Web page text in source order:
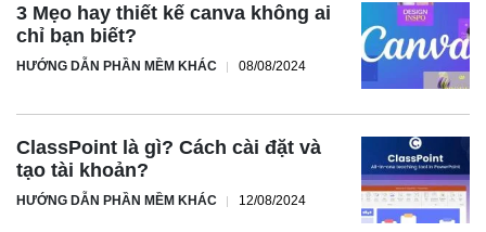
3 Mẹo hay thiết kế canva không ai
chỉ bạn biết?
HƯỚNG DẪN PHẦN MỀM KHÁC 08/08/2024
ClassPoint là gì? Cách cài đặt và
tạo tài khoản?
HƯỚNG DẪN PHẦN MỀM KHÁC 12/08/2024